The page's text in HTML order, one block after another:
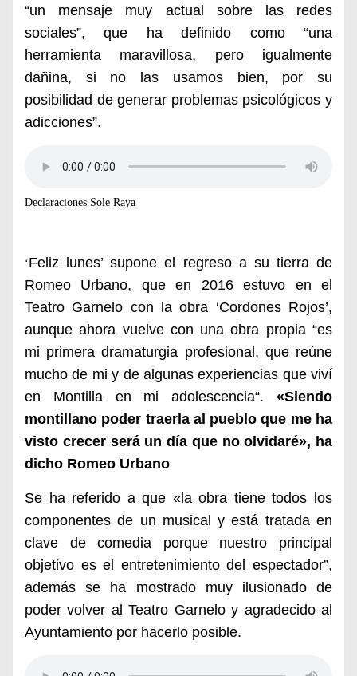
“un mensaje muy actual sobre las redes
sociales”, que ha definido como “una
herramienta maravillosa, pero igualmente
dañina, si no las usamos bien, por su
posibilidad de generar problemas psicológicos y
adicciones”.
Declaraciones Sole Raya
‘Feliz lunes’ supone el regreso a su tierra de
Romeo Urbano, que en 2016 estuvo en el
Teatro Garnelo con la obra ‘Cordones Rojos’,
aunque ahora vuelve con una obra propia “es
mi primera dramaturgia profesional, que reúne
mucho de mi y de algunas experiencias que viví
en Montilla en mi adolescencia“.«Siendo
montillano poder traerla al pueblo que me ha
visto crecer será un día que no olvidaré», ha
dicho Romeo Urbano
Se ha referido a que «la obra tiene todos los
componentes de un musical y está tratada en
clave de comedia porque nuestro principal
objetivo es el entretenimiento del espectador”,
además se ha mostrado muy ilusionado de
poder volver al Teatro Garnelo y agradecido al
Ayuntamiento por hacerlo posible.